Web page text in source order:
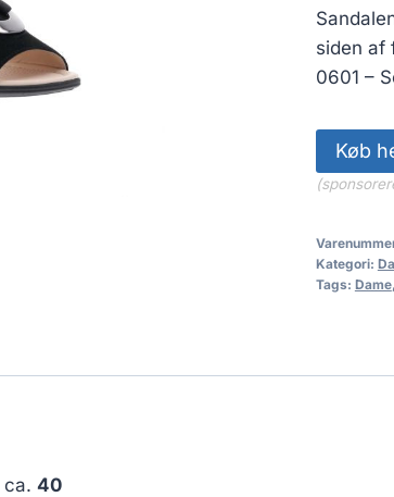
siden af
0601 –
Køb
Kategori:
Tags: Dame,
ca. 40